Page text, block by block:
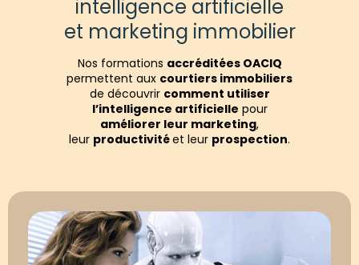
intelligence artificielle
et marketing immobilier
Nos formations accréditées OACIQ
permettent aux courtiers immobiliers
de découvrir comment utiliser
l’intelligence artificielle pour
améliorer leur marketing,
leur productivitéet leur prospection.